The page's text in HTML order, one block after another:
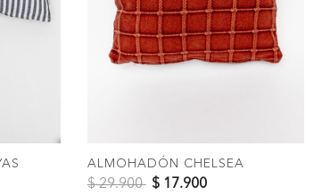
ALMOHADÓN CHELSEA
Precio reducido de
$ 29.900a$ 17.900